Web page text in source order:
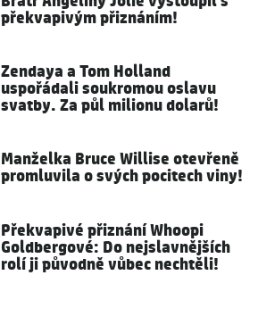
překvapivým přiznáním!
Zendaya a Tom Holland
uspořádali soukromou oslavu
svatby. Za půl milionu dolarů!
Manželka Bruce Willise otevřeně
promluvila o svých pocitech viny!
Překvapivé přiznání Whoopi
Goldbergové: Do nejslavnějších
rolí ji původně vůbec nechtěli!